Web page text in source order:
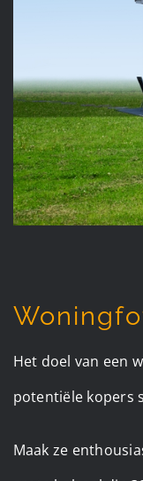
Het doel van een
potentiële kopers
Maak ze